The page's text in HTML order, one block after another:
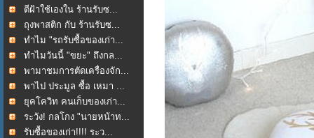
ตีฝ้าใช้เองใน ร้านรับซ...
ถุงพาสติก กับ ร้านรับซ...
ทำไม "รถรับซื้อของเก่า...
ทำไมวันนี้ "ขยะ" ถึงกล...
พามาชมการตัดเครื่องจัก...
พาไป ประมูล ซื้อ เหมา ...
ยุคโควิท คนเก็บของเก่า...
ระวัง! กลโกง "นายหน้าท...
รับซื้อของเก่า!!!! ระว...